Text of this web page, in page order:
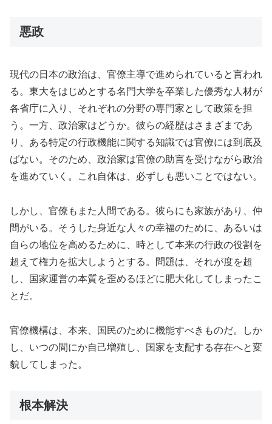
悪政
現代の日本の政治は、官僚主導で進められていると言われ
る。東大をはじめとする名門大学を卒業した優秀な人材が
各省庁に入り、それぞれの分野の専門家として政策を担
う。一方、政治家はどうか。彼らの経歴はさまざまであ
り、ある特定の行政機能に関する知識では官僚には到底及
ばない。そのため、政治家は官僚の助言を受けながら政治
を進めていく。これ自体は、必ずしも悪いことではない。
しかし、官僚もまた人間である。彼らにも家族があり、仲
間がいる。そうした身近な人々の幸福のために、あるいは
自らの地位を高めるために、時として本来の行政の役割を
超えて権力を拡大しようとする。問題は、それが度を超
し、国家運営の本質を歪めるほどに肥大化してしまったこ
とだ。
官僚機構は、本来、国民のために機能すべきものだ。しか
し、いつの間にか自己増殖し、国家を支配する存在へと変
貌してしまった。
根本解決